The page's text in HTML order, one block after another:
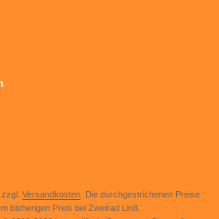
Versandkosten. Die durchgestrichenen Preise
bisherigen Preis bei Zweirad Linß.